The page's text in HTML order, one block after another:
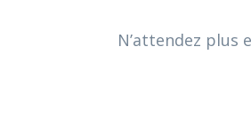
N’attendez plus